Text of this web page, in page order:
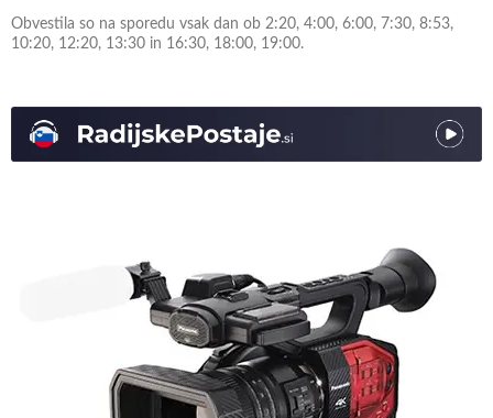
Obvestila so na sporedu vsak dan ob 2:20, 4:00, 6:00, 7:30, 8:53,
10:20, 12:20, 13:30 in 16:30, 18:00, 19:00.